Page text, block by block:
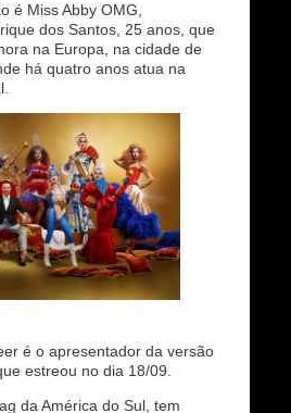
é Miss Abby OMG,
dos Santos, 25 anos, que
na Europa, na cidade de
há quatro anos atua na
é o apresentador da versão
estreou no dia 18/09.
da América do Sul, tem